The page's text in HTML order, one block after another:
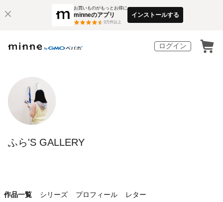
お買いものがもっとお得に
minneのアプリ
3万件以上
インストールする
ログイン
ふら'S GALLERY
作品一覧 シリーズ プロフィール レター